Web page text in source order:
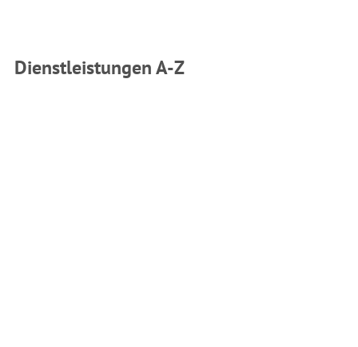
Dienstleistungen A-Z